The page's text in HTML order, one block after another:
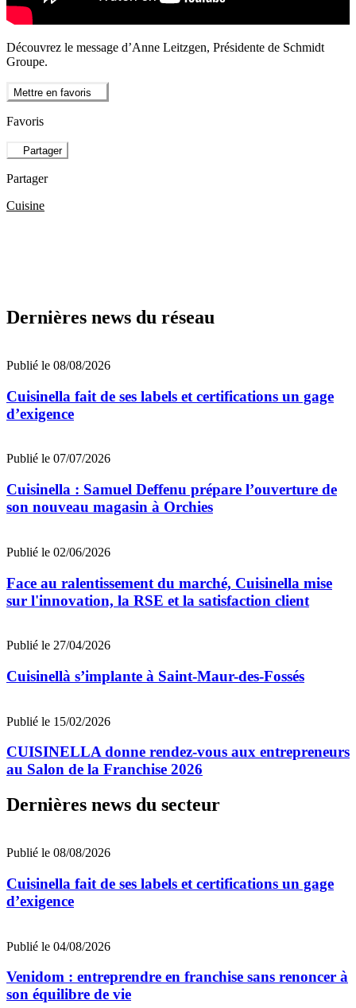
Découvrez le message d’Anne Leitzgen, Présidente de Schmidt
Groupe.
Mettre en favoris
Favoris
Partager
Partager
Cuisine
Dernières news du réseau
Publié le 08/08/2026
Cuisinella fait de ses labels et certifications un gage
d’exigence
Publié le 07/07/2026
Cuisinella : Samuel Deffenu prépare l’ouverture de
son nouveau magasin à Orchies
Publié le 02/06/2026
Face au ralentissement du marché, Cuisinella mise
sur l'innovation, la RSE et la satisfaction client
Publié le 27/04/2026
Cuisinellà s’implante à Saint-Maur-des-Fossés
Publié le 15/02/2026
CUISINELLA donne rendez-vous aux entrepreneurs
au Salon de la Franchise 2026
Dernières news du secteur
Publié le 08/08/2026
Cuisinella fait de ses labels et certifications un gage
d’exigence
Publié le 04/08/2026
Venidom : entreprendre en franchise sans renoncer à
son équilibre de vie